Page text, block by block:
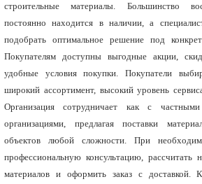
строительные материалы. Большинство
постоянно находится в наличии, а
подобрать оптимальное решение под
Покупателям доступны выгодные акции,
удобные условия покупки. Покупатели
широкий ассортимент, высокий уровень
Организация сотрудничает как с
организациями, предлагая поставки
объектов любой сложности. При
профессиональную консультацию, рассчитать
материалов и оформить заказ с доставкой.